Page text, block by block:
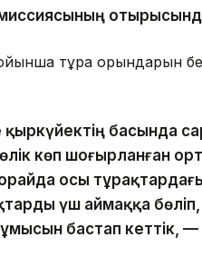
тұрақ орындарын
басында
көп шоғырланған
осы
үш аймаққа
бастап кеттік, —